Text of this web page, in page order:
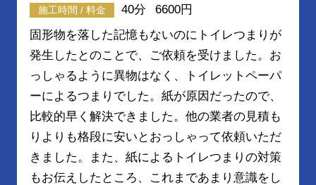
施工時間 / 料金 40分
6600円
固形物を落した記憶もないのにトイレつまりが
発生したとのことで、ご依頼を受けました。お
っしゃるように異物はなく、トイレットペーパ
ーによるつまりでした。紙が原因だったので、
比較的早く解決できました。他の業者の見積も
りよりも格段に安いとおっしゃって依頼いただ
きました。また、紙によるトイレつまりの対策
もお伝えしたところ、これまであまり意識をし